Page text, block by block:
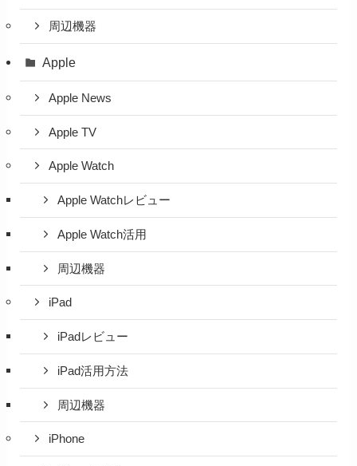
周辺機器
Apple
Apple News
Apple TV
Apple Watch
Apple Watchレビュー
Apple Watch活用
周辺機器
iPad
iPadレビュー
iPad活用方法
周辺機器
iPhone